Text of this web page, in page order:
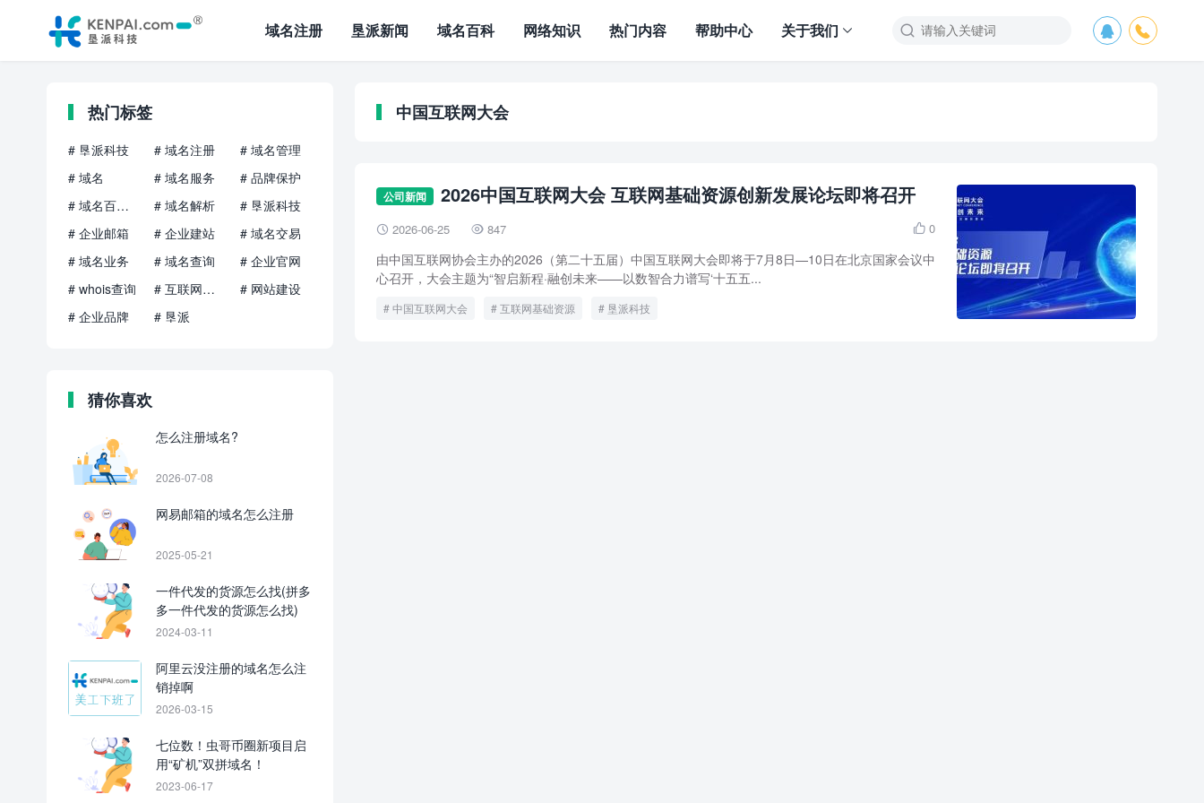
 

域名注册 垦派新闻 域名百科 网络知识 热门内容 帮助中心 关于我们
中国互联网大会
公司新闻 2026中国互联网大会 互联网基础资源创新发展论坛即将召开
 2026-06-25  847  0
由中国互联网协会主办的2026（第二十五届）中国互联网大会即将于7月8日—10日在北京国家会议中
心召开，大会主题为“智启新程·融创未来——以数智合力谱写‘十五五...
中国互联网大会 互联网基础资源 垦派科技
热门标签
# 垦派科技 # 域名注册
# 域名管理
# 域名
# 域名服务
# 品牌保护
# 域名百科知识
# 域名解析
# 垦派科技
# 企业邮箱
# 企业建站
# 域名交易
# 域名业务
# 域名查询
# 企业官网
# whois查询
# 互联网品牌
# 网站建设
# 企业品牌
# 垦派
猜你喜欢
怎么注册域名?
2026-07-08
网易邮箱的域名怎么注册
2025-05-21
一件代发的货源怎么找(拼多
多一件代发的货源怎么找)
2024-03-11
阿里云没注册的域名怎么注
销掉啊
2026-03-15
七位数！虫哥币圈新项目启
用“矿机”双拼域名！
2023-06-17